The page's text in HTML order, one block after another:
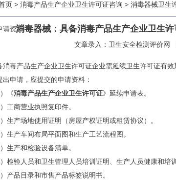
页 > 消毒产品生产企业卫生许可证咨询 > 消毒器械卫生
请资料？消毒器械：具备消毒产品生产企业卫生
文章录入： 卫生安全检测评价网
消毒产品生产企业卫生许可证企业需延续卫生许可证有
出申请，应提交的申请资料：
）《消毒产品生产企业卫生许可证》延续申请表。
）工商营业执照复印件。
）生产场地使用证明（房屋产权证明或租赁协议）。
）生产车间布局平面图和生产工艺流程图。
）生产和检验设备清单。
）检验人员和卫生管理人员培训证明、生产人员健康和培
）产品目录和市售产品标签说明书。